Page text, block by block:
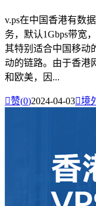
v.ps在中国香港有数
务，默认1Gbps带宽
其特别适合中国移动
动的链路。由于香港
和欧美，因...
赞(0)2024-04-03境